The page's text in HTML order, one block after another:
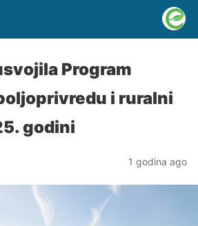
Program
i ruralni
godini
1 godina ago